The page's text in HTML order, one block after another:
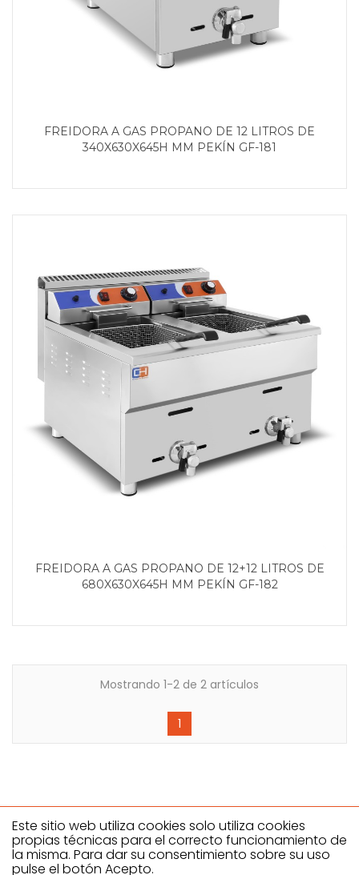
FREIDORA A GAS PROPANO DE 12 LITROS DE
340X630X645H MM PEKÍN GF-181
FREIDORA A GAS PROPANO DE 12+12 LITROS DE
680X630X645H MM PEKÍN GF-182
Mostrando 1-2 de 2 artículos
1
Este sitio web utiliza cookies solo utiliza cookies
propias técnicas para el correcto funcionamiento de
la misma. Para dar su consentimiento sobre su uso
pulse el botón Acepto.
Climahostelería SL